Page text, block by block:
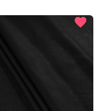
favorite